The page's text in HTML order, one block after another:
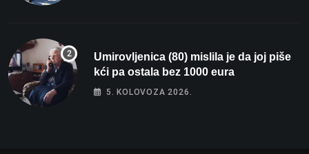
Umirovljenica (80) mislila je da joj piše
kći pa ostala bez 1000 eura
5. KOLOVOZA 2026.